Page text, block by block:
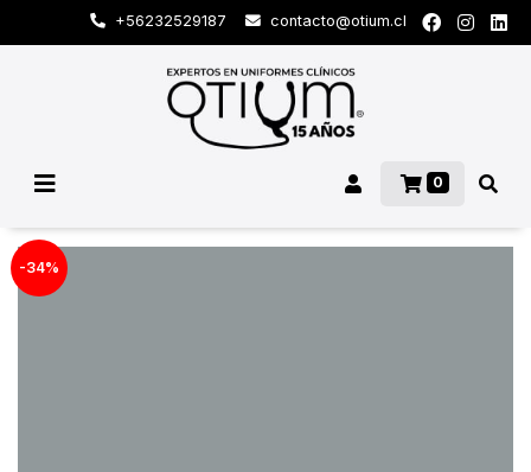
+56232529187 contacto@otium.cl
0
-34%